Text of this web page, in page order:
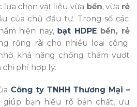
lựa chọn vật liệu vừa bền, vừa rẻ
của chủ đầu tư. Trong số các
hiện nay, bạt HDPEbền, rẻ
rộng rãi cho nhiều loại công
khả năng chống thấm vượt
chi phí hợp lý.
Công ty TNHH Thương Mại –
giúp bạn hiểu rõ bản chất, ưu